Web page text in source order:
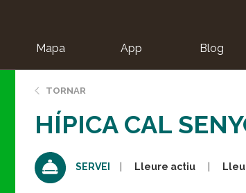
Mapa App Blog
TORNAR
HÍPICA CAL
SERVEI Lleure actiu